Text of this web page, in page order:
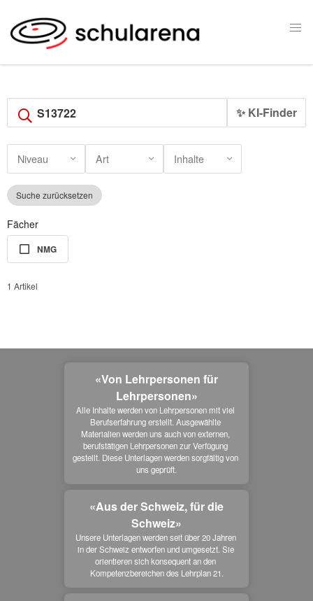
✨ KI-Finder
Niveau Art Inhalte
Suche zurücksetzen
Fächer
NMG
1 Artikel
«Von Lehrpersonen für
Lehrpersonen»
Alle Inhalte werden von Lehrpersonen mit viel
Berufserfahrung erstellt. Ausgewählte
Materialien werden uns auch von externen,
berufstätigen Lehrpersonen zur Verfügung
gestellt. Diese Unterlagen werden sorgfältig von
uns geprüft.
«Aus der Schweiz, für die
Schweiz»
Unsere Unterlagen werden seit über 20 Jahren
in der Schweiz entworfen und umgesetzt. Sie
orientieren sich konsequent an den
Kompetenzbereichen des Lehrplan 21.